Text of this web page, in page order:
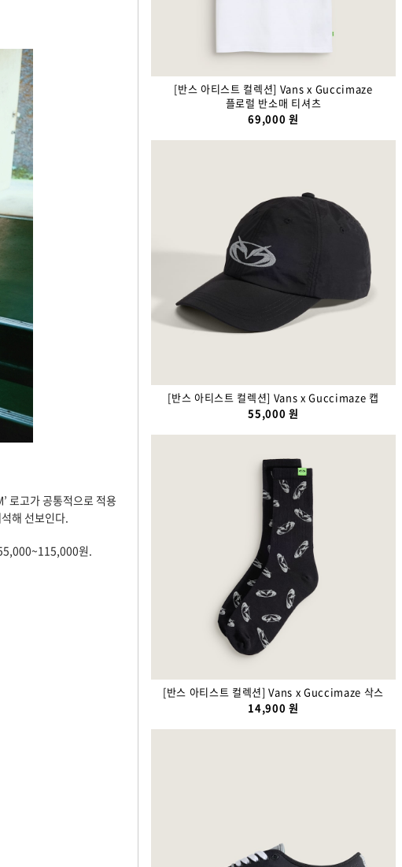
로고가 공통적으로 적용
해 선보인다.
원.
[반스 아티스트 컬렉션] Vans x Guccimaze
플로럴 반소매 티셔츠
69,000 원
[반스 아티스트 컬렉션] Vans x Guccimaze 캡
55,000 원
[반스 아티스트 컬렉션] Vans x Guccimaze 삭스
14,900 원